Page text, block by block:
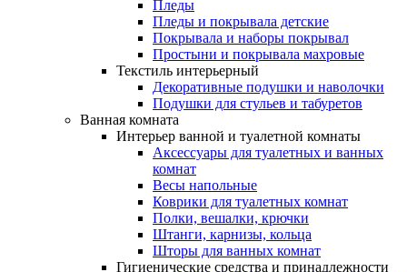
Пледы
Пледы и покрывала детские
Покрывала и наборы покрывал
Простыни и покрывала махровые
Текстиль интерьерный
Декоративные подушки и наволочки
Подушки для стульев и табуретов
Ванная комната
Интерьер ванной и туалетной комнаты
Аксессуары для туалетных и ванных
комнат
Весы напольные
Коврики для туалетных комнат
Полки, вешалки, крючки
Штанги, карнизы, кольца
Шторы для ванных комнат
Гигиенические средства и принадлежности